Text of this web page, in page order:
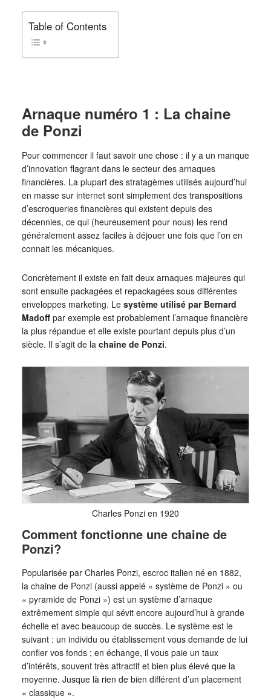
Table of Contents
Arnaque numéro 1 : La chaine
de Ponzi
Pour commencer il faut savoir une chose : il y a un manque
d’innovation flagrant dans le secteur des arnaques
financières. La plupart des stratagèmes utilisés aujourd’hui
en masse sur internet sont simplement des transpositions
d’escroqueries financières qui existent depuis des
décennies, ce qui (heureusement pour nous) les rend
généralement assez faciles à déjouer une fois que l’on en
connait les mécaniques.
Concrètement il existe en fait deux arnaques majeures qui
sont ensuite packagées et repackagées sous différentes
enveloppes marketing. Lesystème utilisé par Bernard
Madoff par exemple est probablement l’arnaque financière
la plus répandue et elle existe pourtant depuis plus d’un
siècle. Il s’agit de la chaine de Ponzi.
Charles Ponzi en 1920
Comment fonctionne une chaine de
Ponzi?
Popularisée par Charles Ponzi, escroc italien né en 1882,
la chaine de Ponzi (aussi appelé « système de Ponzi » ou
« pyramide de Ponzi ») est un système d’arnaque
extrêmement simple qui sévit encore aujourd’hui à grande
échelle et avec beaucoup de succès. Le système est le
suivant : un individu ou établissement vous demande de lui
confier vos fonds ; en échange, il vous paie un taux
d’intérêts, souvent très attractif et bien plus élevé que la
moyenne. Jusque là rien de bien différent d’un placement
« classique ».